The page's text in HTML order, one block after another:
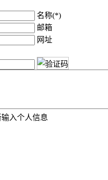
名称(*)
邮箱
网址
入个人信息